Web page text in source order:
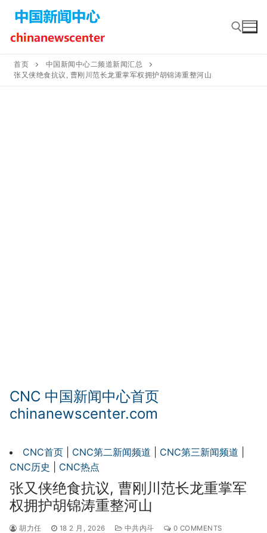
content
Search for:
首页
中国新闻中心二频道新闻汇总
张又侠绝食抗议, 曹刚川范长龙重掌军权拥护胡锦涛重整河山
CNC 中国新闻中心首页
chinanewscenter.com
CNC首页 CNC第二新闻频道 CNC第三新闻频道
CNC历史
CNC热点
张又侠绝食抗议, 曹刚川范长龙重掌军
权拥护胡锦涛重整河山
胡力任 18 2 月, 2026 中共内斗 0 COMMENTS